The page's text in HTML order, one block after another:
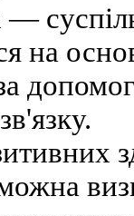
—
на
можна